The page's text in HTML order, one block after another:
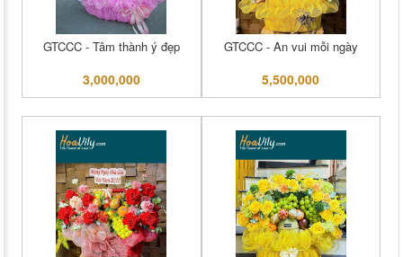
GTCCC - Tâm thành ý đẹp
3,000,000
GTCCC - An vui mỗi ngày
5,500,000